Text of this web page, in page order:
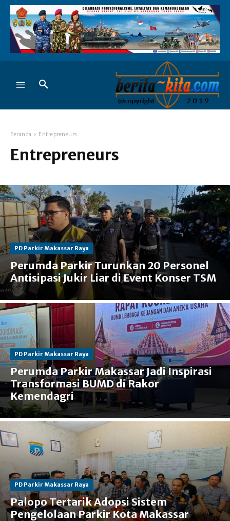
Beranda Entrepreneurs
Entrepreneurs
PD Parkir Makassar Raya
Perumda Parkir Turunkan 20 Personel
Antisipasi Jukir Liar di Event Konser TSM
PD Parkir Makassar Raya
Perumda Parkir Makassar Jadi Inspirasi
Transformasi BUMD di Rakor
Kemendagri
PD Parkir Makassar Raya
Palopo Tertarik Adopsi Sistem
Pengelolaan Parkir Kota Makassar